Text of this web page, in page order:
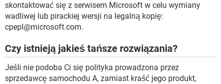
skontaktować się z serwisem Microsoft w celu wymiany
wadliwej lub pirackiej wersji na legalną kopię:
cpepl@microsoft.com.
Czy istnieją jakieś tańsze rozwiązania?
Jeśli nie podoba Ci się polityka prowadzona przez
sprzedawcę samochodu A, zamiast kraść jego produkt,